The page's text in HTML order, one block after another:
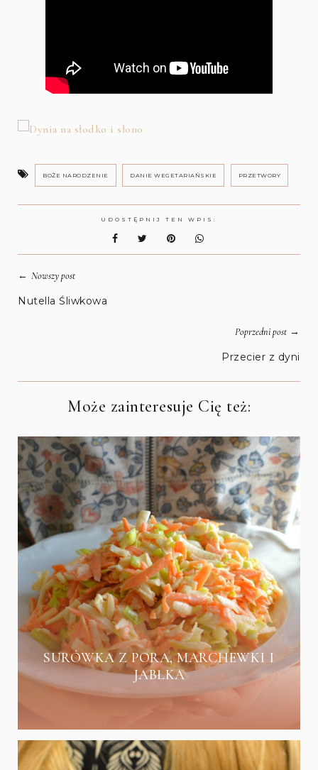
BOŻE NARODZENIE DANIE WEGETARIAŃSKIE PRZETWORY
UDOSTĘPNIJ TEN WPIS:
←Nowszy post
Nutella Śliwkowa
Poprzedni post→
Przecier z dyni
Może zainteresuje Cię też:
SURÓWKA Z PORA, MARCHEWKI I
JABŁKA